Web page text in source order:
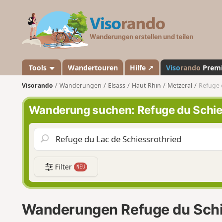
a
n
d
o
Tools Wandertouren Hilfe ↗ Visorando
Visorando Wanderungen Elsass Haut-Rhin Metzeral Refuge
Wanderung suchen: Refuge du
Filter NEU
Wanderungen Refuge du